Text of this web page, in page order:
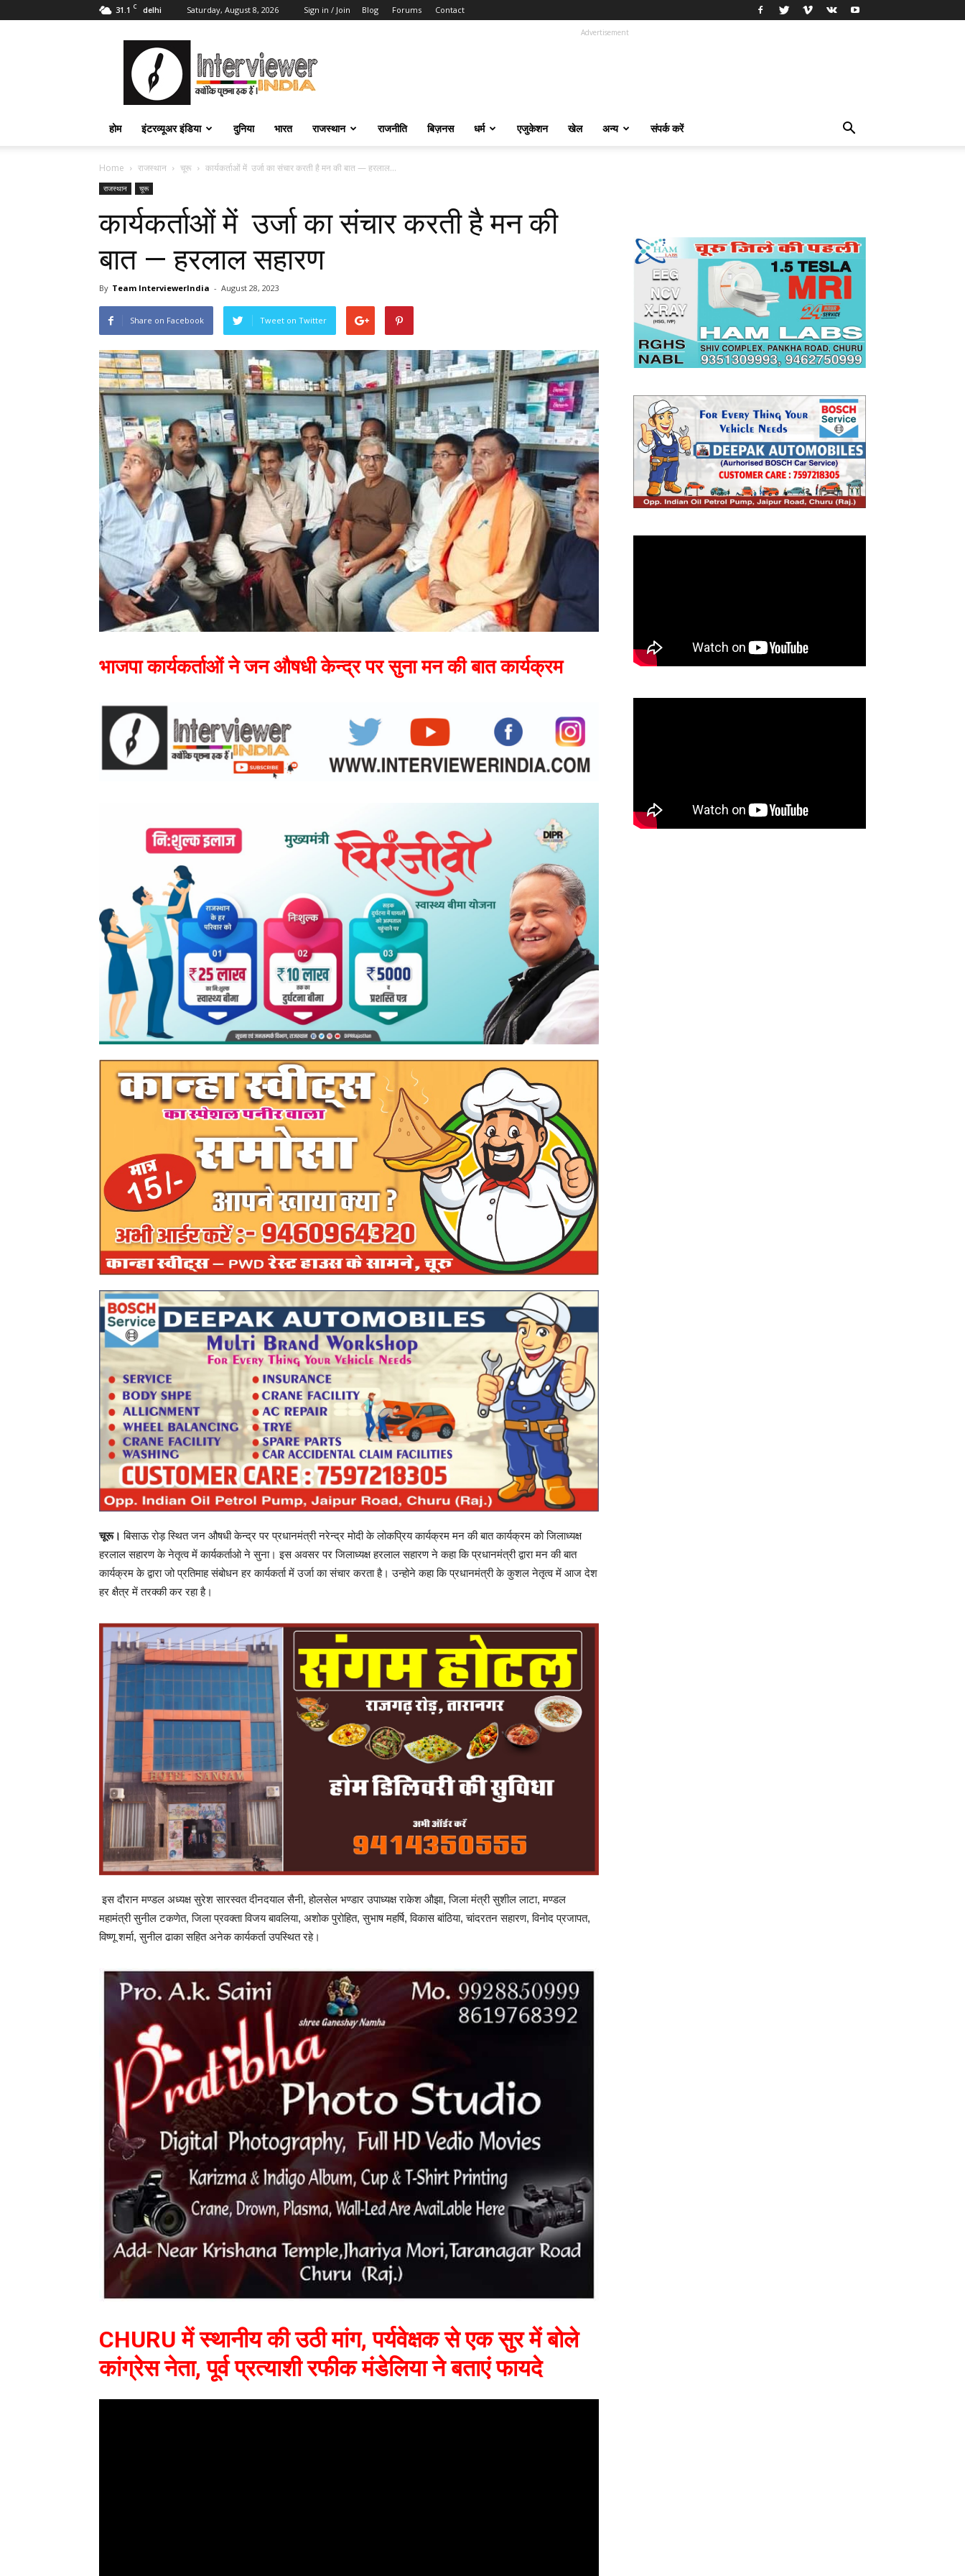
31.1 C delhi Saturday, August 8, 2026 Sign in / Join Blog Forums Contact
Interviewer
India
इंटरव्यूअर
इंडिया
Advertisement
होम इंटरव्यूअर इंडिया दुनिया भारत राजस्थान राजनीति बिज़नस धर्म एजुकेशन खेल अन्य संपर्क करें
Home राजस्थान चूरू कार्यकर्ताओं में उर्जा का संचार करती है मन की बात — हरलाल...
राजस्थान चूरू
कार्यकर्ताओं में उर्जा का संचार करती है मन की
बात — हरलाल सहारण
By Team InterviewerIndia - August 28, 2023
Share on Facebook Tweet on Twitter
भाजपा कार्यकर्ताओं ने जन औषधी केन्द्र पर सुना मन की बात कार्यक्रम
चूरू। बिसाऊ रोड़ स्थित जन औषधी केन्द्र पर प्रधानमंत्री नरेन्द्र मोदी के लोकप्रिय कार्यक्रम मन की बात कार्यक्रम को जिलाध्यक्ष
हरलाल सहारण के नेतृत्व में कार्यकर्ताओ ने सुना। इस अवसर पर जिलाध्यक्ष हरलाल सहारण ने कहा कि प्रधानमंत्री द्वारा मन की बात
कार्यक्रम के द्वारा जो प्रतिमाह संबोधन हर कार्यकर्ता में उर्जा का संचार करता है। उन्होने कहा कि प्रधानमंत्री के कुशल नेतृत्व में आज देश
हर क्षैत्र में तरक्की कर रहा है।
इस दौरान मण्डल अध्यक्ष सुरेश सारस्वत दीनदयाल सैनी, होलसेल भण्डार उपाध्यक्ष राकेश औझा, जिला मंत्री सुशील लाटा, मण्डल
महामंत्री सुनील टकणेत, जिला प्रवक्ता विजय बावलिया, अशोक पुरोहित, सुभाष महर्षि, विकास बांठिया, चांदरतन सहारण, विनोद प्रजापत,
विष्णू शर्मा, सुनील ढाका सहित अनेक कार्यकर्ता उपस्थित रहे।
CHURU में स्थानीय की उठी मांग, पर्यवेक्षक से एक सुर में बोले
कांग्रेस नेता, पूर्व प्रत्याशी रफीक मंडेलिया ने बताएं फायदे